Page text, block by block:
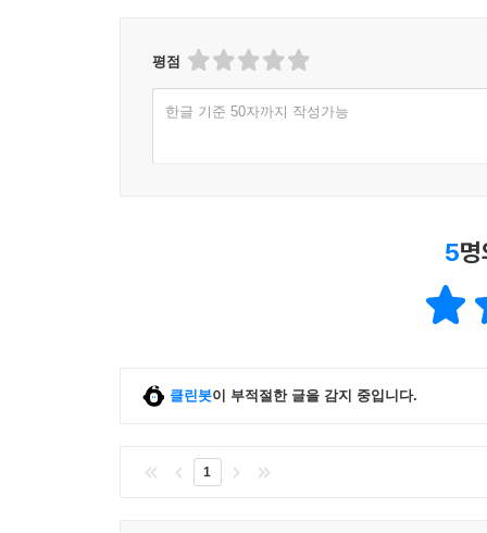
평점
한글 기준 50자까지 작성가능
5
클린봇이 부적절한 글을 감지 중입니다.
1